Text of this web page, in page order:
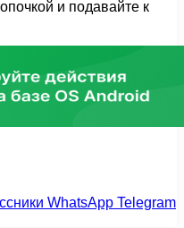
и подавайте к
WhatsApp Telegram